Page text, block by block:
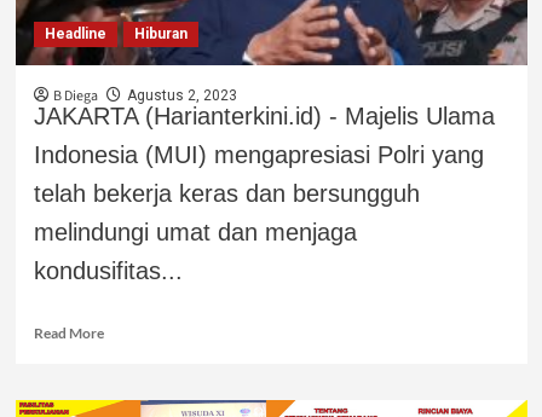
Headline Hiburan
B Diega Agustus 2, 2023
JAKARTA (Harianterkini.id) - Majelis Ulama
Indonesia (MUI) mengapresiasi Polri yang
telah bekerja keras dan bersungguh
melindungi umat dan menjaga
kondusifitas...
Read More